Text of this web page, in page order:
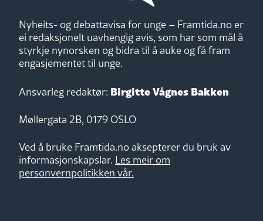
Nyheits- og debattavisa for unge – Framtida.no er
ei redaksjonelt uavhengig avis, som har som mål å
styrkje nynorsken og bidra til å auke og få fram
engasjementet til unge.
Ansvarleg redaktør: Birgitte Vågnes Bakken
Møllergata 2B, 0179 OSLO
Ved å bruke Framtida.no aksepterer du bruk av
informasjonskapslar. Les meir om
personvernpolitikken vår.